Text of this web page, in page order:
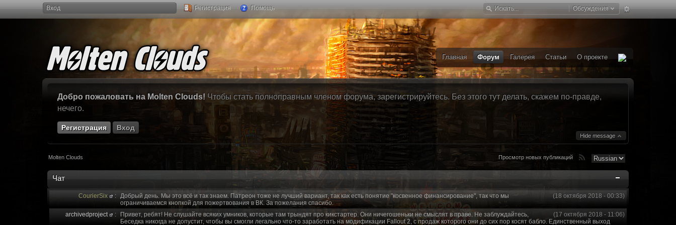
Вход Помощь
Регистрация Обсуждения
Главная Форум Галерея Статьи О проекте
Добро пожаловать на Molten Clouds! Чтобы стать полноправным членом форума, зарегистрируйтесь. Без этого тут делать, скажем по-правде,
нечего.
Регистрация Вход
Hide message
Molten Clouds Просмотр новых публикаций
Чат
CourierSix : (18 октября 2018 - 00:33)
Добрый день. Мы это всё и так знаем. Патреон тоже не лучший вариант, так как есть понятие "косвенное финансирование", так что мы
ограничиваемся кнопкой для пожертвования в ВК. За пожелания спасибо.
archivedproject
: (17 октября 2018 - 11:06)
Привет, ребят! Не слушайте всяких умников, которые там трындят про кикстартер. Они ничегошеньки не смыслят в праве. Не заблуждайтесь,
Беседка никогда не допустит, чтобы вы смогли легально что-то заработать на модификации Fallout 2, с продаж которого они до сих пор косят бабло. Единственный выход